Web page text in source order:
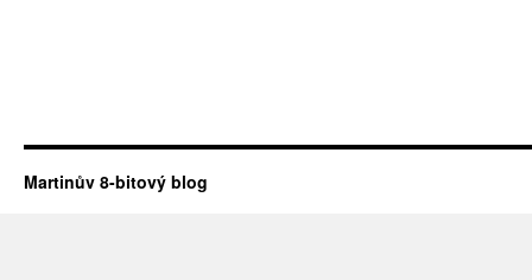
Martinův 8-bitový blog